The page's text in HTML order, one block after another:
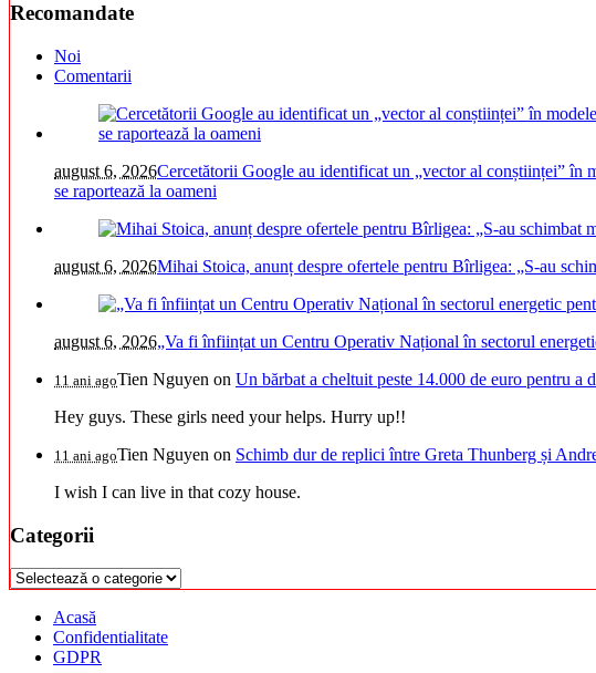
Recomandate
Noi
Comentarii
august 6, 2026Cercetătorii Google au identificat un „vector al conștiinței” în
se raportează la oameni
august 6, 2026Mihai Stoica, anunț despre ofertele pentru Bîrligea: „S-au
august 6, 2026„Va fi înființat un Centru Operativ Național în sectorul
11 ani agoTien Nguyen on Un bărbat a cheltuit peste 14.000 de euro pentru a
Hey guys. These girls need your helps. Hurry up!!
11 ani agoTien Nguyen on Schimb dur de replici între Greta Thunberg și
I wish I can live in that cozy house.
Categorii
Categorii
Acasă
Confidentialitate
GDPR